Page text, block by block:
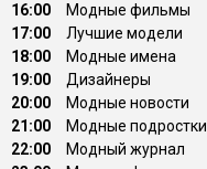
16:00
Модные фильмы
17:00
Лучшие модели
18:00
Модные имена
19:00
Дизайнеры
20:00
Модные новости
21:00
Модные подростки
22:00
Модный журнал